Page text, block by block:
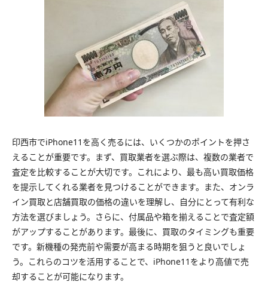
印西市でiPhone11を高く売るには、いくつかのポイントを押さ
えることが重要です。まず、買取業者を選ぶ際は、複数の業者で
査定を比較することが大切です。これにより、最も高い買取価格
を提示してくれる業者を見つけることができます。また、オンラ
イン買取と店舗買取の価格の違いを理解し、自分にとって有利な
方法を選びましょう。さらに、付属品や箱を揃えることで査定額
がアップすることがあります。最後に、買取のタイミングも重要
です。新機種の発売前や需要が高まる時期を狙うと良いでしょ
う。これらのコツを活用することで、iPhone11をより高値で売
却することが可能になります。